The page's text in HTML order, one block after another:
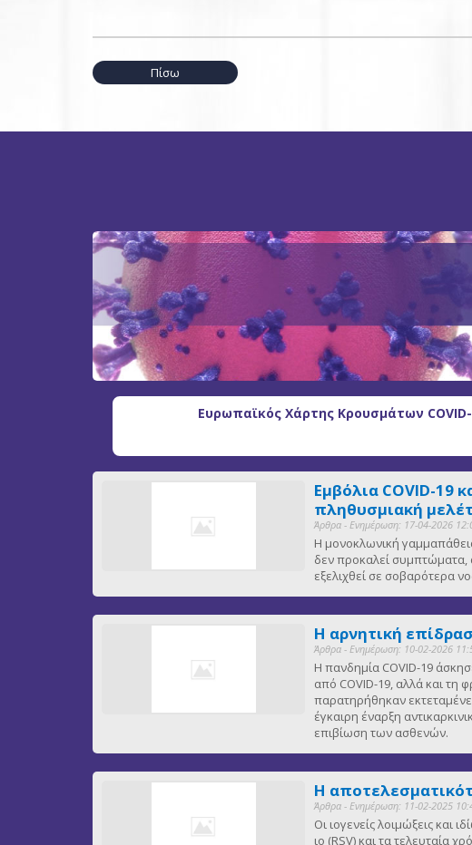
Πίσω
Ευρωπαϊκός Χάρτης Κρουσμάτων
Εμβόλια COVID-19
πληθυσμιακή
Άρθρα - Ενημέρωση: 17-04-2026
Η μονοκλωνική
δεν προκαλεί συμπτώματα,
εξελιχθεί σε σοβαρότερα
Η αρνητική
Άρθρα - Ενημέρωση: 10-02-2026
Η πανδημία COVID-19
από COVID-19, αλλά και τη
παρατηρήθηκαν
έγκαιρη έναρξη
επιβίωση των ασθενών.
Η
Άρθρα - Ενημέρωση: 11-02-2025
Οι ιογενείς λοιμώξεις και
ιο (RSV) και τα τελευταία